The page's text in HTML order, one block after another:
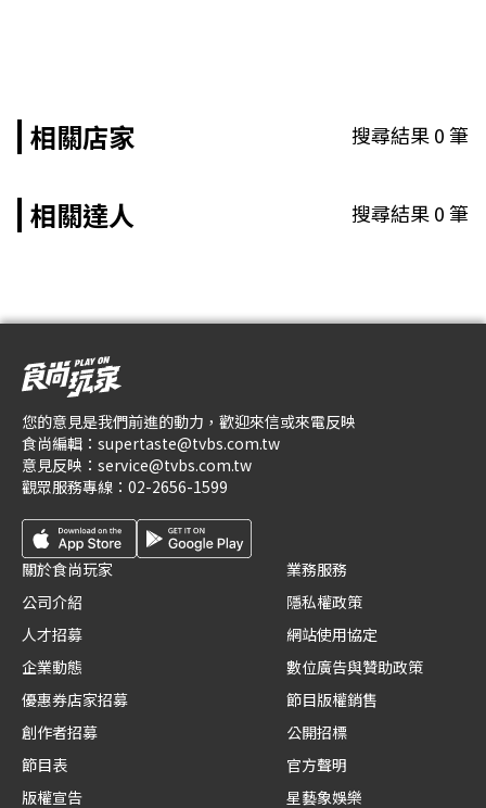
相關店家 搜尋結果0筆
相關達人 搜尋結果0筆
您的意見是我們前進的動力，歡迎來信或來電反映
食尚編輯： supertaste@tvbs.com.tw
意見反映： service@tvbs.com.tw
觀眾服務專線： 02-2656-1599
關於食尚玩家
公司介紹
人才招募
企業動態
優惠券店家招募
創作者招募
節目表
版權宣告
業務服務
隱私權政策
網站使用協定
數位廣告與贊助政策
節目版權銷售
公開招標
官方聲明
星藝象娛樂